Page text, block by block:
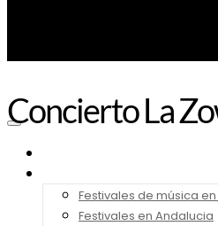
Festivales de música
Festivales en Andalucia
Concierto La